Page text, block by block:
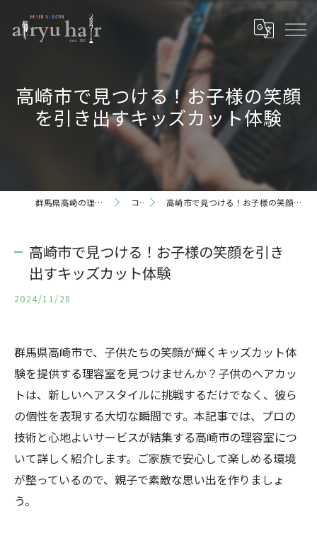
高崎市で見つける！お子様の笑顔
を引き出すキッズカット体験
群馬県高崎の理容室ならairyu hair コラム 高崎市で見つける！お子様の笑顔を引き出すキッズカット体験
高崎市で見つける！お子様の笑顔を引き
出すキッズカット体験
2024/11/28
群馬県高崎市で、子供たちの笑顔が輝くキッズカット体
験を提供する理容室を見つけませんか？子供のヘアカッ
トは、新しいヘアスタイルに挑戦するだけでなく、彼ら
の個性を表現する大切な瞬間です。本記事では、プロの
技術と心地よいサービスが結集する高崎市の理容室につ
いて詳しく紹介します。ご家族で安心して楽しめる環境
が整っているので、親子で素敵な思い出を作りましょ
う。